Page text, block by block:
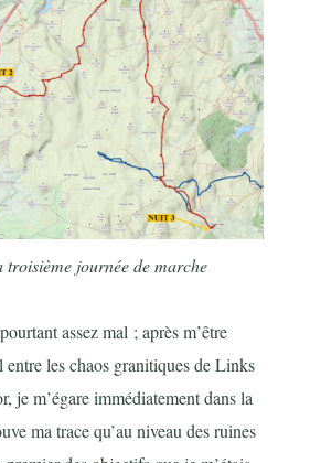
troisième journée de marche
assez mal ; après m’être
les chaos granitiques de Links
je m’égare immédiatement dans la
ma trace qu’au niveau des ruines